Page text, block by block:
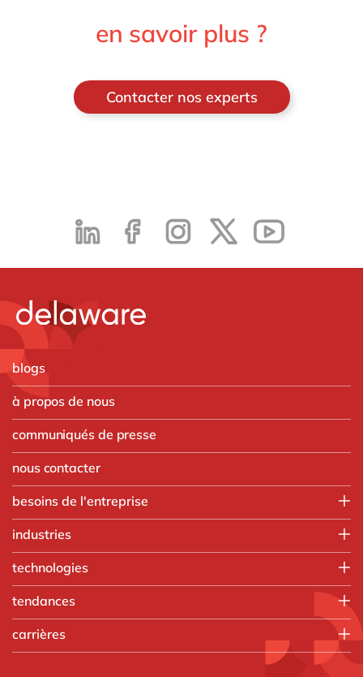
en savoir plus ?
Contacter nos experts
blogs
à propos de nous
communiqués de presse
nous contacter
besoins de l'entreprise
Operations
Finance
Customer experience
Vente, marketing & service
Resources Humaines
industries
Automobile
Chimique
Discrete Manufacturing
Ingénierie
technologies
Microsoft Azure
Microsoft Dynamics 365
tendances
carrières